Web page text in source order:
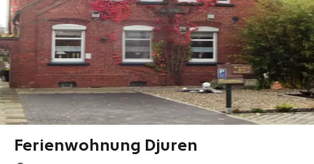
Ferienwohnung Djuren